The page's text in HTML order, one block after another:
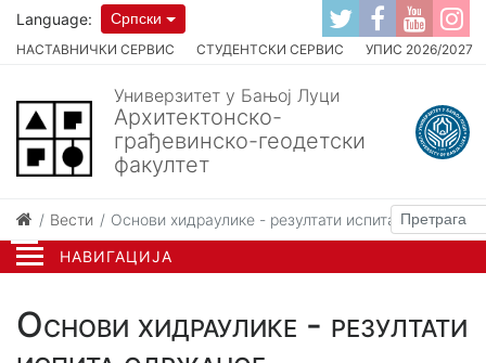
НАВИГАЦИЈА
НАСТАВНИЧКИ СЕРВИС СТУДЕНТСКИ СЕРВИС УПИС 2026/2027
Language: Српски
Универзитет у Бањој Луци
Архитектонско-
грађевинско-геодетски
факултет
Вести Основи хидраулике - резултати испита одржаног
Основи хидраулике - резултати